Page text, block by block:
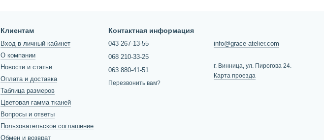
Клиентам
Вход в личный кабинет
О компании
Новости и статьи
Оплата и доставка
Таблица размеров
Цветовая гамма тканей
Вопросы и ответы
Пользовательское соглашение
Обмен и возврат
Контактная информация
043 267-13-55
068 210-33-25
063 880-41-51
Перезвонить вам?
info@grace-atelier.com
г. Винница, ул. Пирогова 24.
Карта проезда